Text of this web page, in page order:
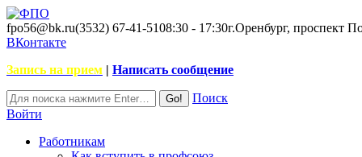
fpo56@bk.ru(3532) 67-41-5108:30 - 17:30г.Оренбург, проспект
ВКонтакте
Запись на прием | Написать сообщение
Поиск
Войти
Работникам